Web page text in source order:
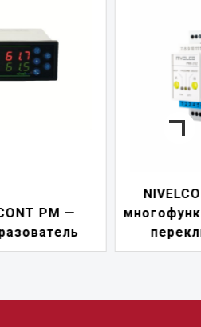
NIVELCONT PKK —
переключатель